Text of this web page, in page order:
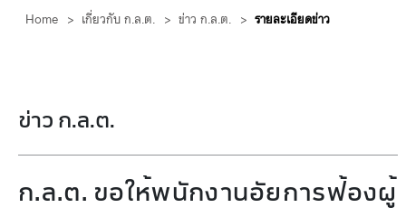
Home > เกี่ยวกับ ก.ล.ต. > ข่าว ก.ล.ต. > รายละเอียดข่าว
ข่าว ก.ล.ต.
ก.ล.ต. ขอให้พนักงานอัยการฟ้องผู้